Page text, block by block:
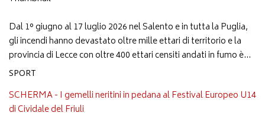
Dal 1° giugno al 17 luglio 2026 nel Salento e in tutta la Puglia,
gli incendi hanno devastato oltre mille ettari di territorio e la
provincia di Lecce con oltre 400 ettari censiti andati in fumo è...
SPORT
SCHERMA - I gemelli neritini in pedana al Festival Europeo U14
di Cividale del Friuli